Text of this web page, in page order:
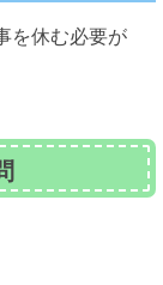
を休む必要が